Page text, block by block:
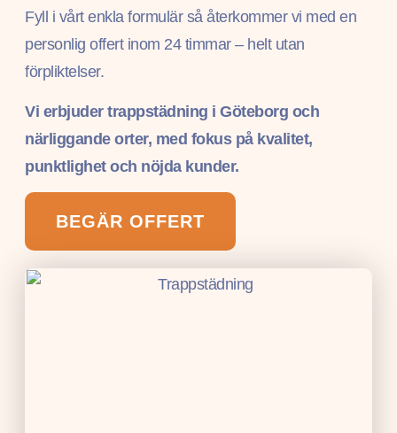
Fyll i vårt enkla formulär så återkommer vi med en
personlig offert inom 24 timmar – helt utan
förpliktelser.
Vi erbjuder trappstädning i Göteborg och
närliggande orter, med fokus på kvalitet,
punktlighet och nöjda kunder.
BEGÄR OFFERT